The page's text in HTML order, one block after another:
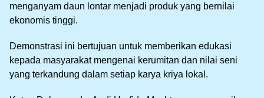
menganyam daun lontar menjadi produk yang bernilai
ekonomis tinggi.
Demonstrasi ini bertujuan untuk memberikan edukasi
kepada masyarakat mengenai kerumitan dan nilai seni
yang terkandung dalam setiap karya kriya lokal.